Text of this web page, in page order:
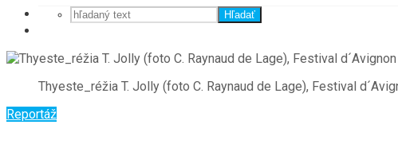
Hľadať
Thyeste_réžia T. Jolly (foto C. Raynaud de Lage), Festival
Reportáž